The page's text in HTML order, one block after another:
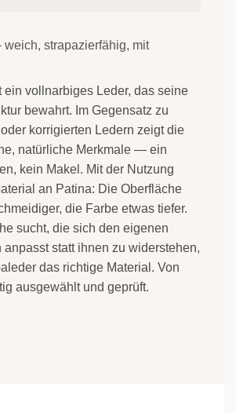
strapazierfähig, mit
ein vollnarbiges Leder, das seine
bewahrt. Im Gegensatz zu
korrigierten Ledern zeigt die
natürliche Merkmale — ein
kein Makel. Mit der Nutzung
an Patina: Die Oberfläche
die Farbe etwas tiefer.
sucht, die sich den eigenen
statt ihnen zu widerstehen,
das richtige Material. Von
ausgewählt und geprüft.